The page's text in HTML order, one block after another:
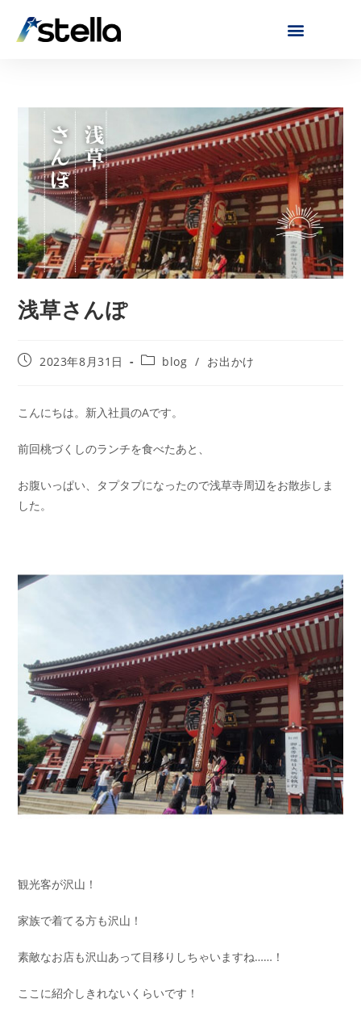
浅草さんぽ
2023年8月31日 blog / お出かけ
こんにちは。新入社員のAです。
前回桃づくしのランチを食べたあと、
お腹いっぱい、タプタプになったので浅草寺周辺をお散歩しま
した。
観光客が沢山！
家族で着てる方も沢山！
素敵なお店も沢山あって目移りしちゃいますね……！
ここに紹介しきれないくらいです！